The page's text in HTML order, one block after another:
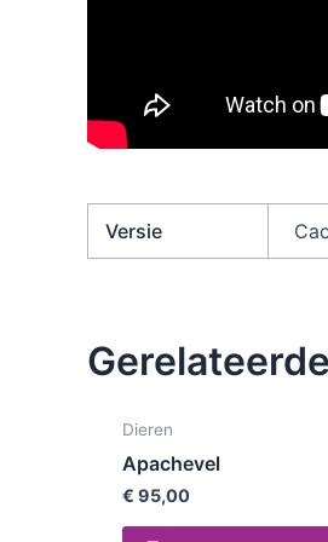
Versie
Dieren
Apachevel
€ 95,00